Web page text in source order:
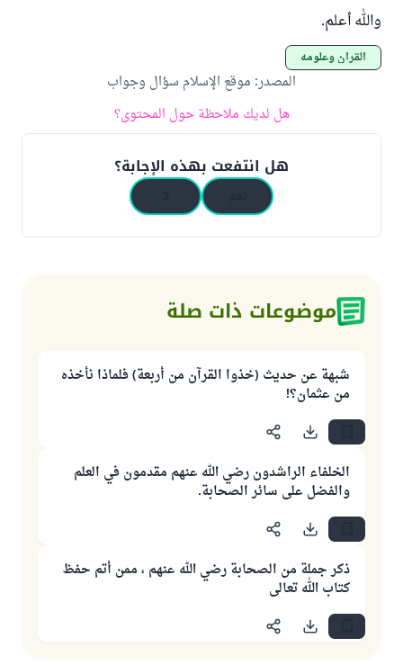
والله أعلم.
القرآن وعلومه
المصدر: موقع الإسلام سؤال وجواب
هل لديك ملاحظة حول المحتوى؟
هل انتفعت بهذه الإجابة؟
موضوعات ذات صلة
شبهة عن حديث (خذوا القرآن من أربعة) فلماذا نأخذه
من عثمان؟!
الخلفاء الراشدون رضي الله عنهم مقدمون في العلم
والفضل على سائر الصحابة.
ذكر جملة من الصحابة رضي الله عنهم ، ممن أتم حفظ
كتاب الله تعالى